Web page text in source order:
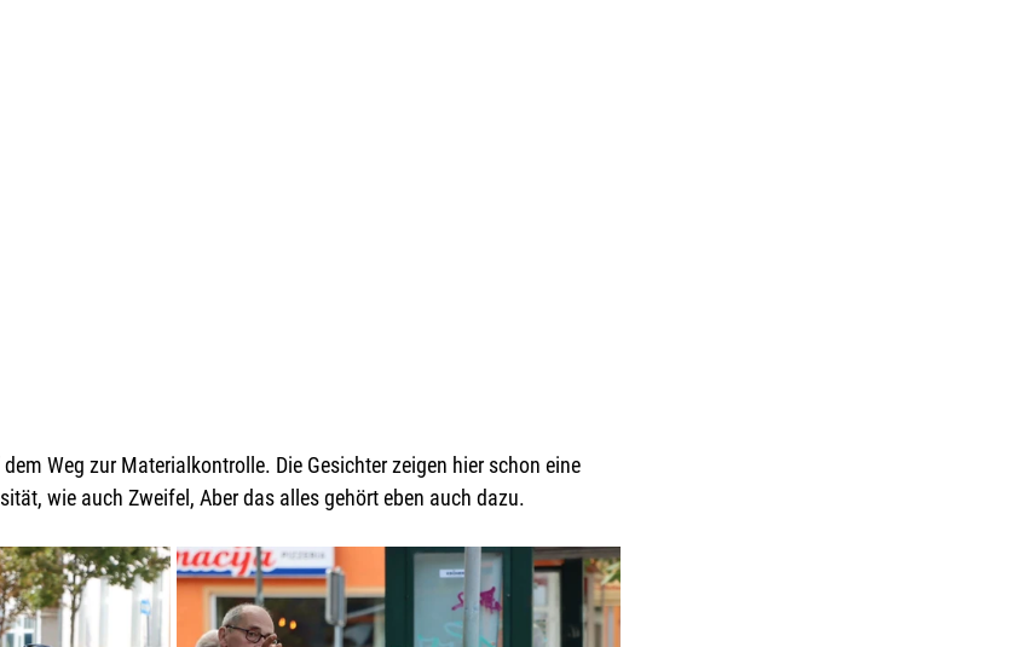
Weg zur Materialkontrolle. Die Gesichter zeigen hier schon eine
wie auch Zweifel, Aber das alles gehört eben auch dazu.